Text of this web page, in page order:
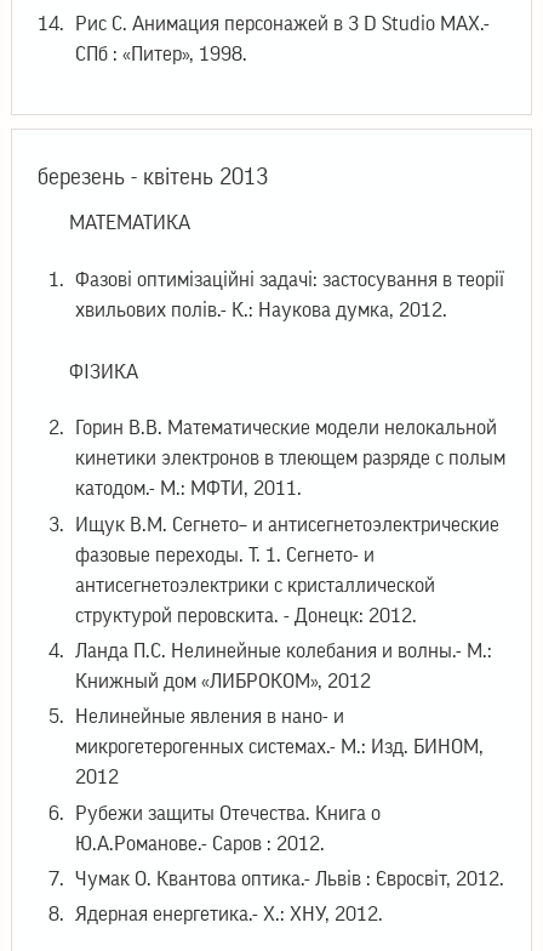
Рис С. Анимация персонажей в 3 D Studio MAX.-
СПб : «Питер», 1998.
березень - квітень 2013
МАТЕМАТИКА
Фазові оптимізаційні задачі: застосування в теорії
хвильових полів.- К.: Наукова думка, 2012.
ФІЗИКА
Горин В.В. Математические модели нелокальной
кинетики электронов в тлеющем разряде с полым
катодом.- М.: МФТИ, 2011.
Ищук В.М. Сегнето– и антисегнетоэлектрические
фазовые переходы. Т. 1. Сегнето- и
антисегнетоэлектрики с кристаллической
структурой перовскита. - Донецк: 2012.
Ланда П.С. Нелинейные колебания и волны.- М.:
Книжный дом «ЛИБРОКОМ», 2012
Нелинейные явления в нано- и
микрогетерогенных системах.- М.: Изд. БИНОМ,
2012
Рубежи защиты Отечества. Книга о
Ю.А.Романове.- Саров : 2012.
Чумак О. Квантова оптика.- Львів : Євросвіт, 2012.
Ядерная енергетика.- Х.: ХНУ, 2012.